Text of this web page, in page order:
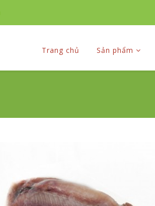
Trang chủ Sản phẩm